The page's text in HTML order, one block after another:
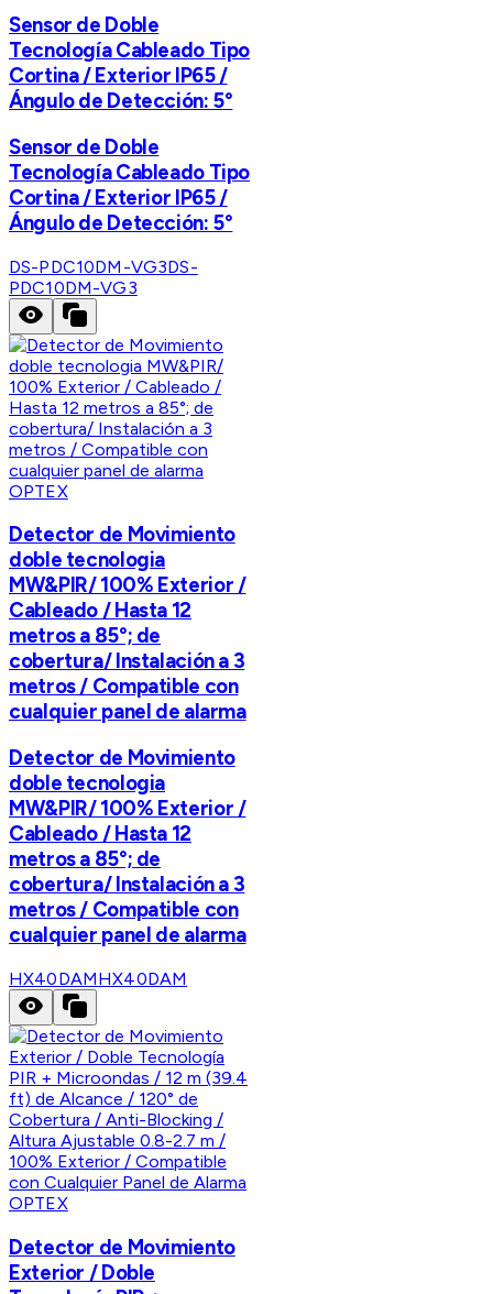
Sensor de Doble
Tecnología Cableado Tipo
Cortina / Exterior IP65 /
Ángulo de Detección: 5°
Sensor de Doble
Tecnología Cableado Tipo
Cortina / Exterior IP65 /
Ángulo de Detección: 5°
DS-PDC10DM-VG3DS-
PDC10DM-VG3
OPTEX
Detector de Movimiento
doble tecnologia
MW&PIR/ 100% Exterior /
Cableado / Hasta 12
metros a 85°; de
cobertura/ Instalación a 3
metros / Compatible con
cualquier panel de alarma
Detector de Movimiento
doble tecnologia
MW&PIR/ 100% Exterior /
Cableado / Hasta 12
metros a 85°; de
cobertura/ Instalación a 3
metros / Compatible con
cualquier panel de alarma
HX40DAMHX40DAM
OPTEX
Detector de Movimiento
Exterior / Doble